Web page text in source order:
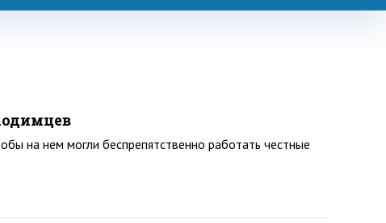
на нем могли беспрепятственно работать честные